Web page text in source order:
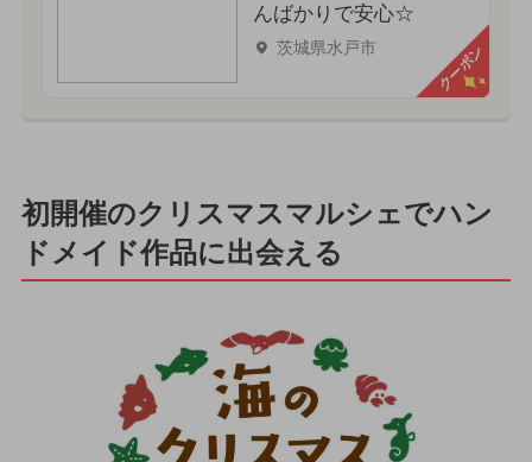
んばかりで安心☆
茨城県水戸市 クーポン
初開催のクリスマスマルシェでハン
ドメイド作品に出会える